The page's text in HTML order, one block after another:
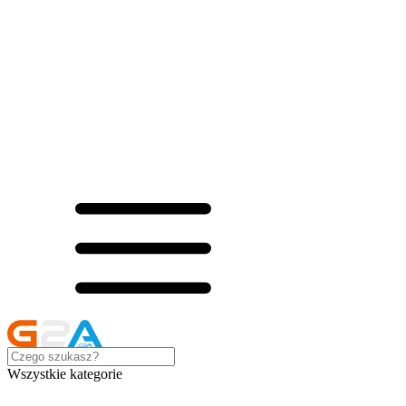
Wszystkie kategorie